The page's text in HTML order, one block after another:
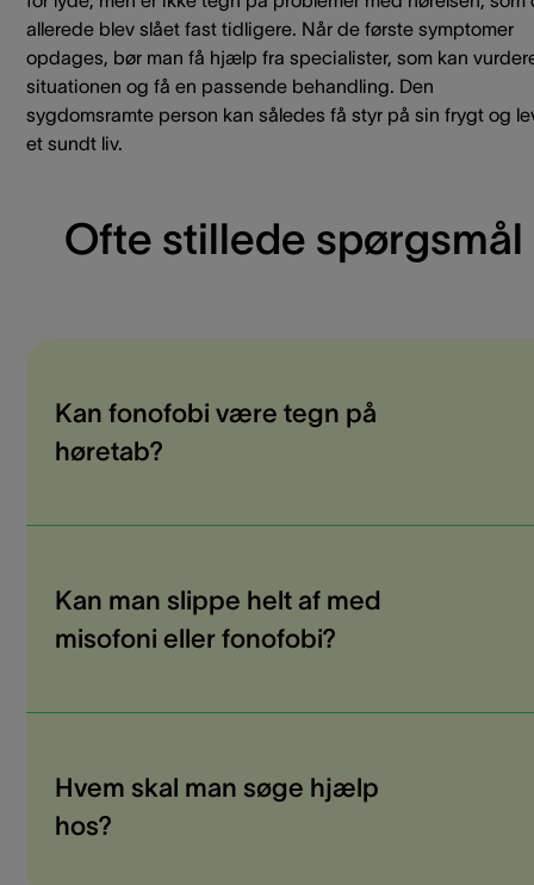
allerede blev slået fast tidligere. Når de første symptomer
opdages, bør man få hjælp fra specialister, som kan
situationen og få en passende behandling. Den
sygdomsramte person kan således få styr på sin frygt og
et sundt liv.
Ofte stillede spørgsmål
Kan fonofobi være tegn på
høretab?
Kan man slippe helt af med
misofoni eller fonofobi?
Hvem skal man søge hjælp
hos?